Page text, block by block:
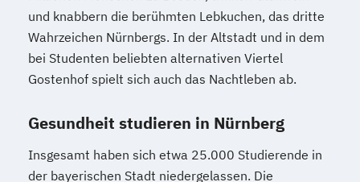
und knabbern die berühmten Lebkuchen, das dritte
Wahrzeichen Nürnbergs. In der Altstadt und in dem
bei Studenten beliebten alternativen Viertel
Gostenhof spielt sich auch das Nachtleben ab.
Gesundheit studieren in Nürnberg
Insgesamt haben sich etwa 25.000 Studierende in
der bayerischen Stadt niedergelassen. Die